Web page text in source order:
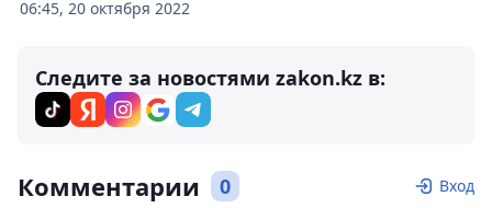
06:45, 20 октября 2022
Следите за новостями zakon.kz в:
Комментарии 0 Вход